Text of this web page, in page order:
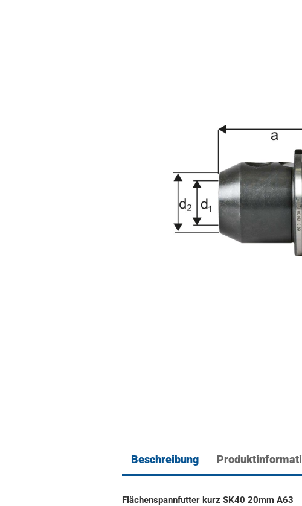
Beschreibung
Flächenspannfutter kurz SK40 20mm A63